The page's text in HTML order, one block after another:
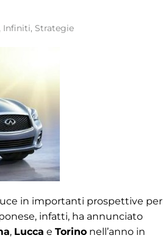
Infiniti, Strategie
in importanti prospettive per
infatti, ha annunciato
, Lucca e Torino nell’anno in